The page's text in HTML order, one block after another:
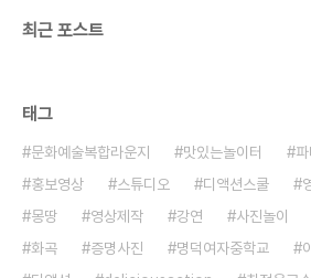
최근 포스트
태그
문화예술복합라운지 맛있는놀이터 파
홍보영상
스튜디오 디액션스쿨
몽땅
영상제작 강연 사진놀이
화곡
증명사진 명덕여자중학교